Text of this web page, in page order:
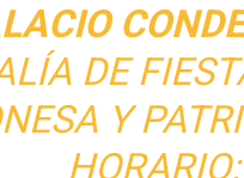
DE
Y
HORARIO: